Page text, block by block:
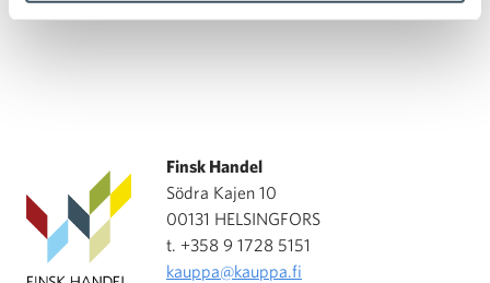
Finsk Handel
Södra Kajen 10
00131 HELSINGFORS
t. +358 9 1728 5151
kauppa@kauppa.fi